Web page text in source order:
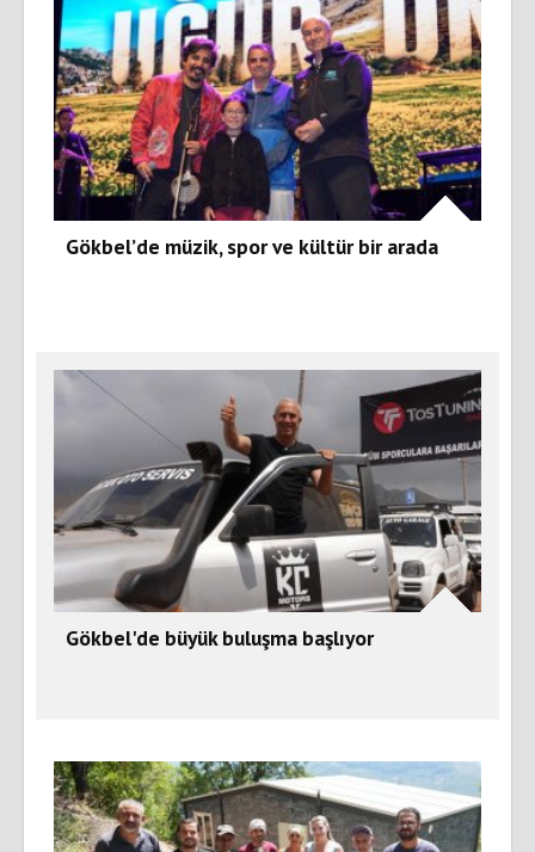
Gökbel’de müzik, spor ve kültür bir arada
Gökbel'de büyük buluşma başlıyor